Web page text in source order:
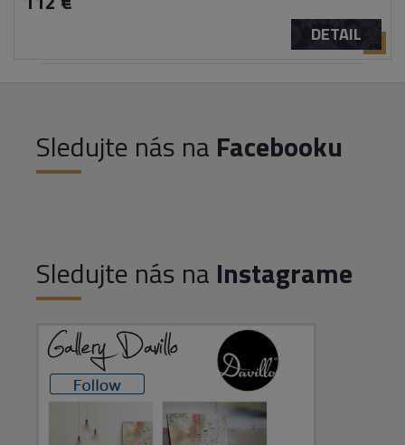
DETAIL
Sledujte nás na Facebooku
Sledujte nás na Instagrame